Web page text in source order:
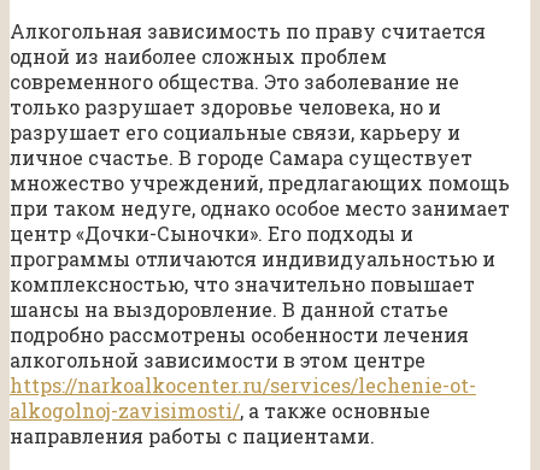
Алкогольная зависимость по праву считается
одной из наиболее сложных проблем
современного общества. Это заболевание не
только разрушает здоровье человека, но и
разрушает его социальные связи, карьеру и
личное счастье. В городе Самара существует
множество учреждений, предлагающих помощь
при таком недуге, однако особое место занимает
центр «Дочки-Сыночки». Его подходы и
программы отличаются индивидуальностью и
комплексностью, что значительно повышает
шансы на выздоровление. В данной статье
подробно рассмотрены особенности лечения
алкогольной зависимости в этом центре
https://narkoalkocenter.ru/services/lechenie-ot-
alkogolnoj-zavisimosti/, а также основные
направления работы с пациентами.